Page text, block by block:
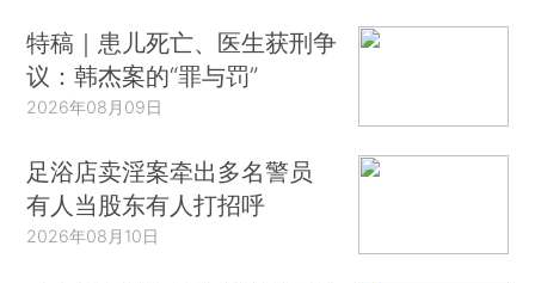
特稿｜患儿死亡、医生获刑争
议：韩杰案的“罪与罚”
2026年08月09日
足浴店卖淫案牵出多名警员
有人当股东有人打招呼
2026年08月10日